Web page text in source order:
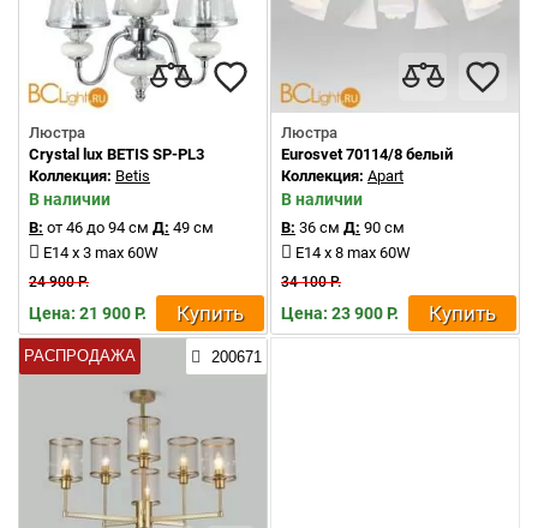
Люстра
Crystal lux BETIS SP-PL3
Коллекция: Betis
В наличии
В: от 46 до 94 см Д: 49 см
E14 x 3 max 60W
24 900 Р.
Цена: 21 900 Р. Купить
Люстра
Eurosvet 70114/8 белый
Коллекция: Apart
В наличии
В: 36 см Д: 90 см
E14 x 8 max 60W
34 100 Р.
Цена: 23 900 Р. Купить
РАСПРОДАЖА 200671